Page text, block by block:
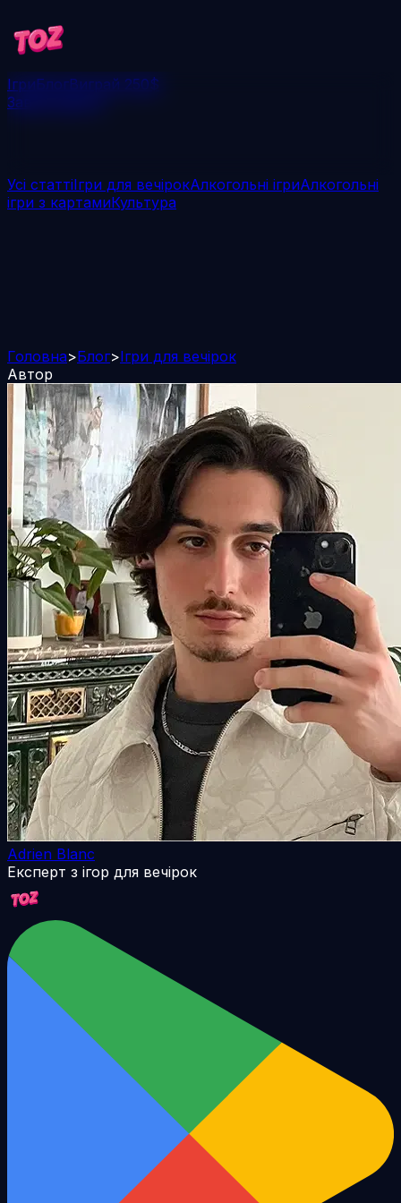
ІгриБлогВиграй 250$
Завантажити
Усі статтіІгри для вечірокАлкогольні ігриАлкогольні
ігри з картамиКультура
Головна>Блог>Ігри для вечірок
Автор
Adrien Blanc
Експерт з ігор для вечірок